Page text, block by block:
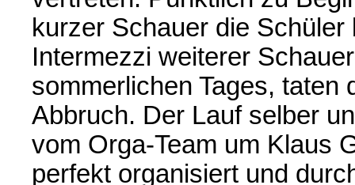
kurzer Schauer die
Intermezzi weiterer
sommerlichen Tages, taten
Abbruch. Der Lauf selber
vom Orga-Team um Klaus
perfekt organisiert und